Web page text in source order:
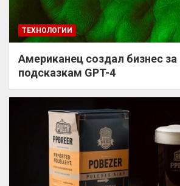
ТЕХНОЛОГИИ
Американец создал бизнес за
подсказкам GPT-4